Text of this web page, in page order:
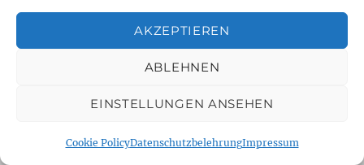
AKZEPTIEREN
ABLEHNEN
EINSTELLUNGEN ANSEHEN
Cookie PolicyDatenschutzbelehrungImpressum
öffnen
Kontakt
unseren Blog unterstützen kannst
Sprache:
öffnen